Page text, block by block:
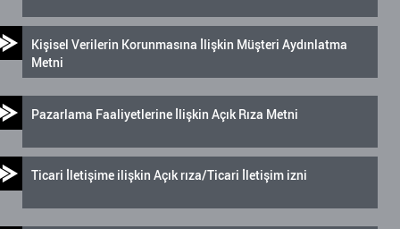
Kişisel Verilerin Korunmasına İlişkin Müşteri Aydınlatma
Metni
Pazarlama Faaliyetlerine İlişkin Açık Rıza Metni
Ticari İletişime ilişkin Açık rıza/Ticari İletişim izni